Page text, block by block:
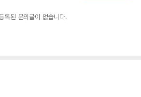
록된 문의글이 없습니다.